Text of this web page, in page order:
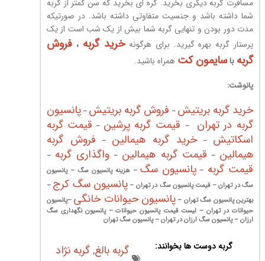
مسافرت گربه دیگری بخرید. گره ای بخرید که سن کمتر از گربه
شما داشته باشد و جنسیت متفاوتی داشته باشد. در صورتیکه
مدت دور بودن و تنهایی گربه شما بیش از یک شب است از یک
پرستار گربه بهره گیرید. برای هرگونهخرید گربه،فروش
گربه باسایمون کت همراه باشید.
پانوشت:
خرید گربه بریتیش – فروش گربه بریتیش –پانسیون
گربه در تهران
– قیمت گربه پرشین – قیمت گربه
اسکاتیش –خرید گربه هیمالین – فروش گربه
هیمالین – قیمت گربه هیمالین – واگذاری گربه –
قیمت گربه–پانسیون سگ – هزینه پانسیون سگ – پانسیون
سگ در تهران – قیمت پانسیون سگ در تهران – پانسیون سگ کرج –
بهترین پانسیون سگ تهران – پانسیون حیوانات خانگی –پانسیون
حیوانات در تهران – لیست قیمت پانسیون حیوانات – پانسیون نگهداری سگ
ارزان – پانسیون سگ ارزان در تهران – پانسیون سگ تهران
گربه دوست ها بخوانند: گربه بالغ,گربه نژاد